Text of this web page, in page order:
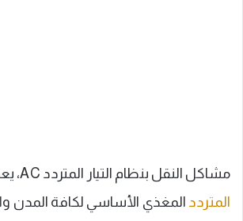
مشاكل النقل بنظام التيار المتردد AC، يعد مصدر
المتردد المغذي الأساسي لكافة المدن